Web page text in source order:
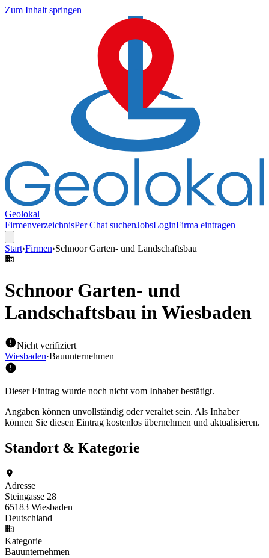
Zum Inhalt springen
Geolokal
FirmenverzeichnisPer Chat suchenJobsLoginFirma eintragen
Start›Firmen›Schnoor Garten- und Landschaftsbau
Schnoor Garten- und
Landschaftsbau in Wiesbaden
Nicht verifiziert
Wiesbaden·Bauunternehmen
Dieser Eintrag wurde noch nicht vom Inhaber bestätigt.
Angaben können unvollständig oder veraltet sein. Als Inhaber
können Sie diesen Eintrag kostenlos übernehmen und aktualisieren.
Standort & Kategorie
Adresse
Steingasse 28
65183 Wiesbaden
Deutschland
Kategorie
Bauunternehmen